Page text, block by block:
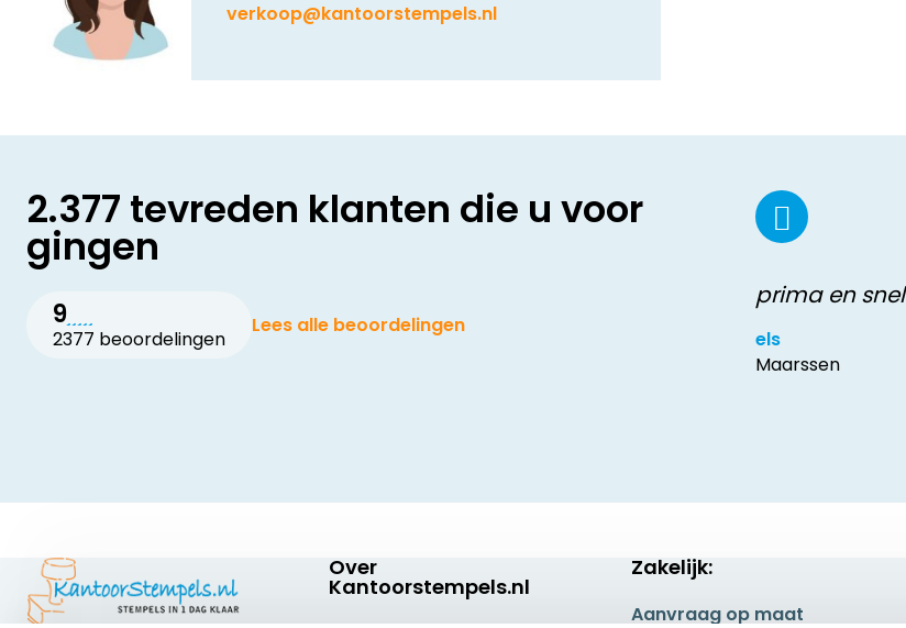
verkoop@kantoorstempels.nl
2.377 tevreden klanten die u voor
gingen
9
2377 beoordelingen
Lees alle beoordelingen
prima en snel
els
Maarssen
Over
Kantoorstempels.nl
Zakelijk:
Aanvraag op maat